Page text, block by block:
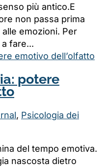
più antico.E
non passa prima
emozioni. Per
fare...
potere
, Psicologia dei
del tempo emotiva.
nascosta dietro